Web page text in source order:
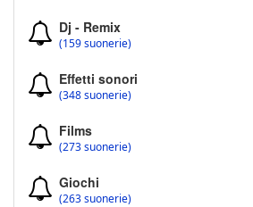
Dj - Remix
(159 suonerie)
Effetti sonori
(348 suonerie)
Films
(273 suonerie)
Giochi
(263 suonerie)